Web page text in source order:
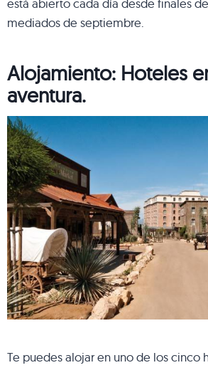
está abierto cada día desde finales
mediados de septiembre.
Alojamiento: Hoteles
aventura.
Te puedes alojar en uno de los cinco